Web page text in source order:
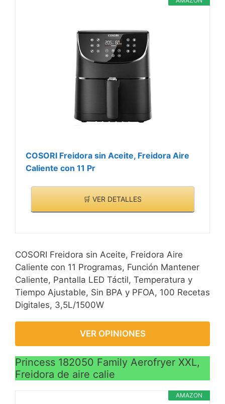
permite una perfecta
realización de todo tipo
de recetas, sin malos
olores y sin mezclar
sabores entre alimentos,
debido al aceite,
recuerda que solo ponga
una cucharada
COSORI Freidora sin Aceite, Freidora Aire
Caliente con 11 Pr
🛒 VER DETALLES
COSORI Freidora sin Aceite, Freidora Aire
Caliente con 11 Programas, Función Mantener
Caliente, Pantalla LED Táctil, Temperatura y
Tiempo Ajustable, Sin BPA y PFOA, 100 Recetas
Digitales, 3,5L/1500W
VER OPINIONES
Princess 182050 Family Aerofryer XXL,
Freidora de aire calie
AMAZON